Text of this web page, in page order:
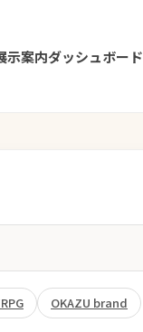
示案内ダッシュボード
OKAZU brand